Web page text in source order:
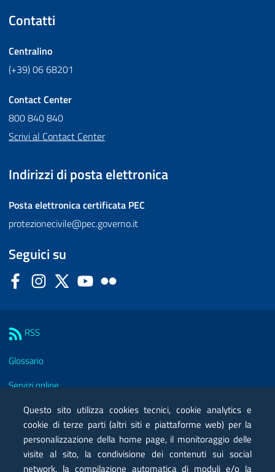
Contatti
Centralino
(+39) 06 68201
Contact Center
800 840 840
Scrivi al Contact Center
Indirizzi di posta elettronica
Posta elettronica certificata PEC
protezionecivile@pec.governo.it
Seguici su
FacebookInstagram
Twitter YouTube
RSS
Glossario
Servizi online
Moduli
Posta elettronica certificata PEC
Privacy
Questo sito utilizza cookies tecnici, cookie analytics e
cookie di terze parti (altri siti e piattaforme web) per la
personalizzazione della home page, il monitoraggio delle
visite al sito, la condivisione dei contenuti sui social
network, la compilazione automatica di moduli e/o la